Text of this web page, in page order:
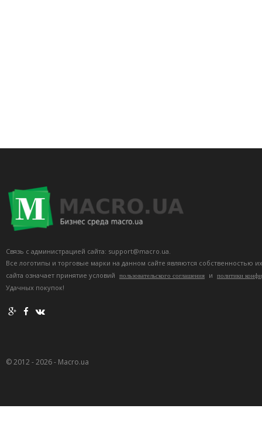
Связь с администрацией сайта: support@macro.ua.
Все логотипы и торговые марки на данном сайте являются собственностью
сайта означает принятие условий
пользовательского соглашения и политики
Удачных покупок!
© 2012 - 2026 - Macro.ua